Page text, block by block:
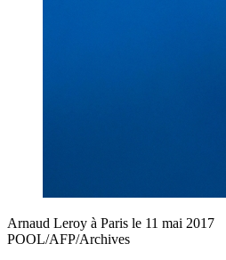
Arnaud Leroy à Paris le 11 mai 2017
POOL/AFP/Archives